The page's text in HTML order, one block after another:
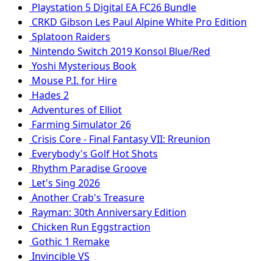
Playstation 5 Digital EA FC26 Bundle
CRKD Gibson Les Paul Alpine White Pro Edition
Splatoon Raiders
Nintendo Switch 2019 Konsol Blue/Red
Yoshi Mysterious Book
Mouse P.I. for Hire
Hades 2
Adventures of Elliot
Farming Simulator 26
Crisis Core - Final Fantasy VII: Rreunion
Everybody's Golf Hot Shots
Rhythm Paradise Groove
Let's Sing 2026
Another Crab's Treasure
Rayman: 30th Anniversary Edition
Chicken Run Eggstraction
Gothic 1 Remake
Invincible VS